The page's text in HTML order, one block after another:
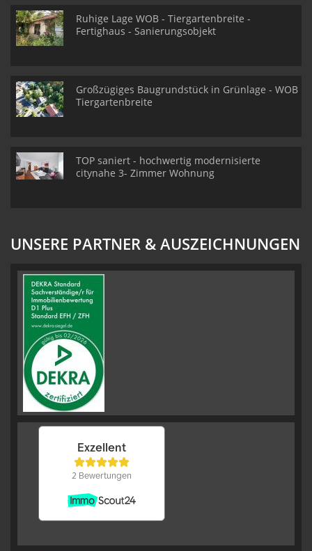
Ruhige Lage WOB - Tiergartenbreite -
Fertighaus - Sanierungsobjekt
Großzügiges Baugrundstück in Grünlage - WOB
Tiergartenbreite
TOP saniert - hochwertig modernisierte
citynahe 3- Zimmer Wohnung
UNSERE PARTNER & AUSZEICHNUNGEN